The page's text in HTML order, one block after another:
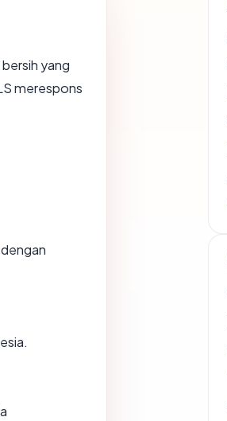
yang
merespons